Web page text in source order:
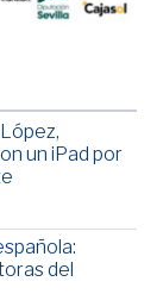
un iPad por
del